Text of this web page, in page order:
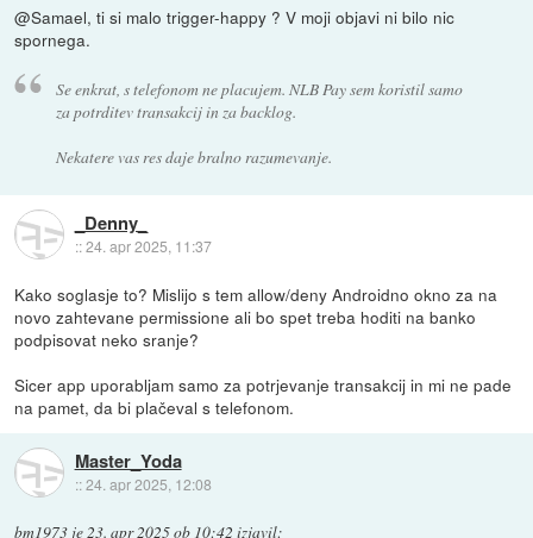
@Samael, ti si malo trigger-happy ? V moji objavi ni bilo nic
spornega.
Se enkrat, s telefonom ne placujem. NLB Pay sem koristil samo
za potrditev transakcij in za backlog.
Nekatere vas res daje bralno razumevanje.
_Denny_
::24. apr 2025, 11:37
Kako soglasje to? Mislijo s tem allow/deny Androidno okno za na
novo zahtevane permissione ali bo spet treba hoditi na banko
podpisovat neko sranje?
Sicer app uporabljam samo za potrjevanje transakcij in mi ne pade
na pamet, da bi plačeval s telefonom.
Master_Yoda
::24. apr 2025, 12:08
bm1973 je23. apr 2025 ob 10:42 izjavil: